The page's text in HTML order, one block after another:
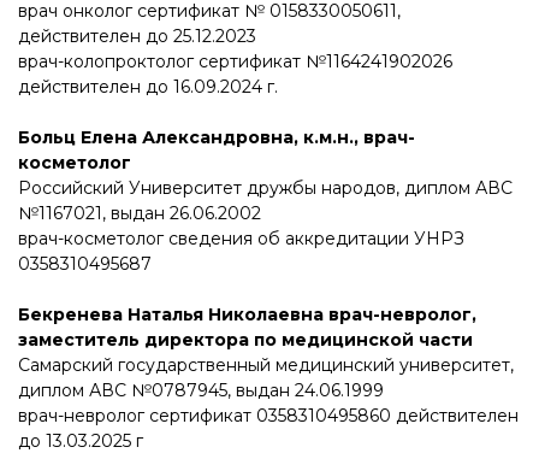
врач онколог сертификат № 0158330050611,
действителен до 25.12.2023
врач-колопроктолог сертификат №1164241902026
действителен до 16.09.2024 г.
Больц Елена Александровна, к.м.н., врач-
косметолог
Российский Университет дружбы народов, диплом АВС
№1167021, выдан 26.06.2002
врач-косметолог сведения об аккредитации УНРЗ
0358310495687
Бекренева Наталья Николаевна врач-невролог,
заместитель директора по медицинской части
Самарский государственный медицинский университет,
диплом АВС №0787945, выдан 24.06.1999
врач-невролог сертификат 0358310495860 действителен
до 13.03.2025 г